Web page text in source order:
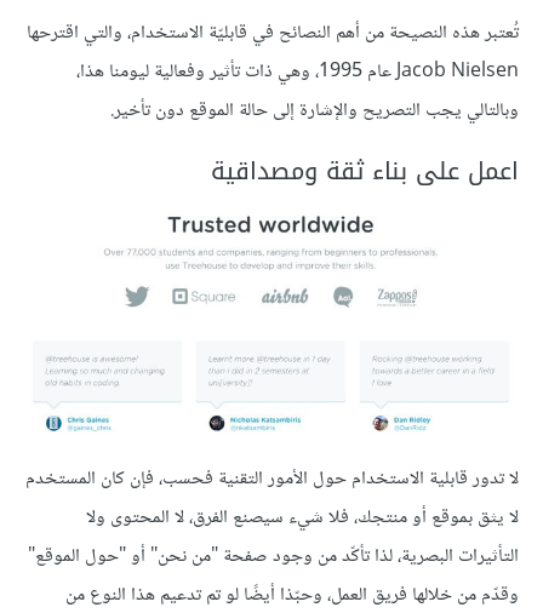
تُعتبر هذه النصيحة من أهم النصائح في قابليّة الاستخدام، والتي اقترحها
Jacob Nielsen عام 1995، وهي ذات تأثير وفعالية ليومنا هذا،
وبالتالي يجب التصريح والإشارة إلى حالة الموقع دون تأخير.
اعمل على بناء ثقة ومصداقية
لا تدور قابلية الاستخدام حول الأمور التقنية فحسب، فإن كان المستخدم
لا يثق بموقع أو منتجك، فلا شيء سيصنع الفرق، لا المحتوى ولا
التأثيرات البصرية، لذا تأكّد من وجود صفحة "من نحن" أو "حول الموقع"
وقدّم من خلالها فريق العمل، وحبّذا أيضًا لو تم تدعيم هذا النوع من